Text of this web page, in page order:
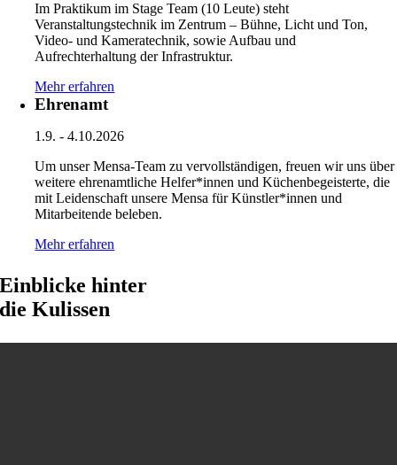
Im Praktikum im Stage Team (10 Leute) steht
Veranstaltungstechnik im Zentrum – Bühne, Licht und Ton,
Video- und Kameratechnik, sowie Aufbau und
Aufrechterhaltung der Infrastruktur.
Mehr erfahren
Ehrenamt
1.9. - 4.10.2026
Um unser Mensa-Team zu vervollständigen, freuen wir uns über
weitere ehrenamtliche Helfer*innen und Küchenbegeisterte, die
mit Leidenschaft unsere Mensa für Künstler*innen und
Mitarbeitende beleben.
Mehr erfahren
Einblicke hinter
die Kulissen